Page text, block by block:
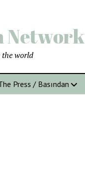
Network
world
Press / Basından